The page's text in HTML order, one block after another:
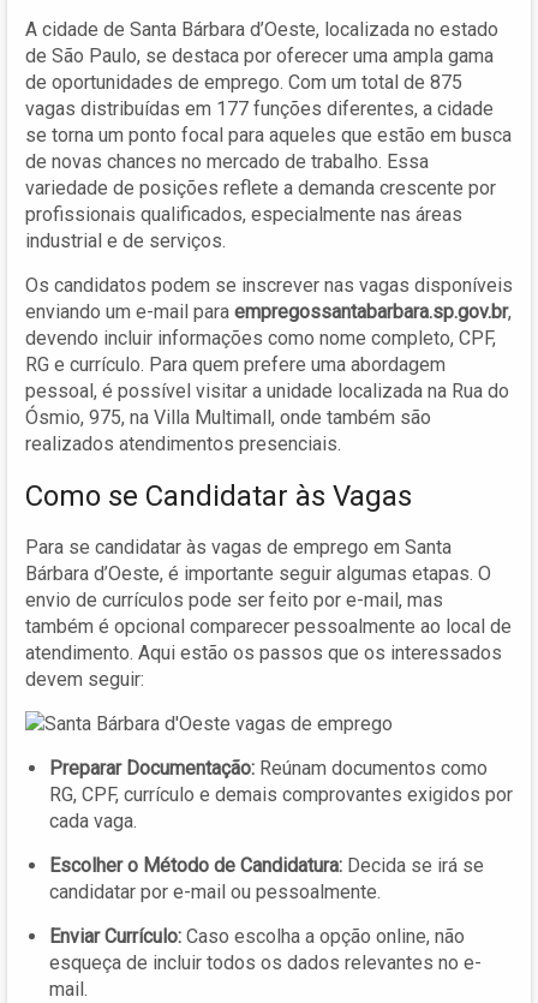
A cidade de Santa Bárbara d’Oeste, localizada no estado
de São Paulo, se destaca por oferecer uma ampla gama
de oportunidades de emprego. Com um total de 875
vagas distribuídas em 177 funções diferentes, a cidade
se torna um ponto focal para aqueles que estão em busca
de novas chances no mercado de trabalho. Essa
variedade de posições reflete a demanda crescente por
profissionais qualificados, especialmente nas áreas
industrial e de serviços.
Os candidatos podem se inscrever nas vagas disponíveis
enviando um e-mail para empregossantabarbara.sp.gov.br,
devendo incluir informações como nome completo, CPF,
RG e currículo. Para quem prefere uma abordagem
pessoal, é possível visitar a unidade localizada na Rua do
Ósmio, 975, na Villa Multimall, onde também são
realizados atendimentos presenciais.
Como se Candidatar às Vagas
Para se candidatar às vagas de emprego em Santa
Bárbara d’Oeste, é importante seguir algumas etapas. O
envio de currículos pode ser feito por e-mail, mas
também é opcional comparecer pessoalmente ao local de
atendimento. Aqui estão os passos que os interessados
devem seguir:
Preparar Documentação: Reúnam documentos como
RG, CPF, currículo e demais comprovantes exigidos por
cada vaga.
Escolher o Método de Candidatura: Decida se irá se
candidatar por e-mail ou pessoalmente.
Enviar Currículo: Caso escolha a opção online, não
esqueça de incluir todos os dados relevantes no e-
mail.